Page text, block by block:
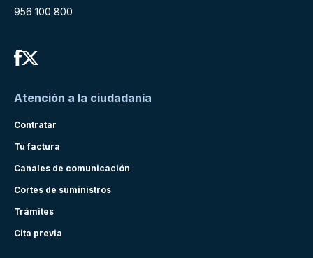
956 100 800
Atención a la ciudadanía
Contratar
Tu factura
Canales de comunicación
Cortes de suministros
Trámites
Cita previa